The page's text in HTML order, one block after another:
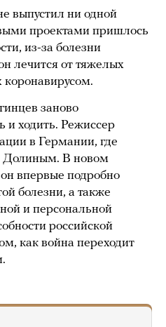
выпустил ни одной
проектами пришлось
из-за болезни
лечится от тяжелых
заново
и ходить. Режиссер
в Германии, где
Долиным. В новом
впервые подробно
болезни, а также
и персональной
российской
как война переходит